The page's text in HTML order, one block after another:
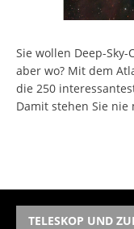
Sie wollen Deep-
aber wo? Mit dem
die 250
Damit stehen Sie
TELESKOP UND